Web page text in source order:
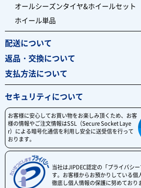
オールシーズンタイヤ&ホイールセット
ホイール単品
配送について
返品・交換について
支払方法について
セキュリティについて
お客様に安心してお買い物をお楽しみ頂くため、お客
様の情報やご注文情報はSSL（Secure Socket Laye
r）による暗号化通信を利用し安全に送受信を行って
おります。
当社はJIPDEC認定の「プライバシ
す。お客様からお預かりしている個
徹底し個人情報の保護に努めており